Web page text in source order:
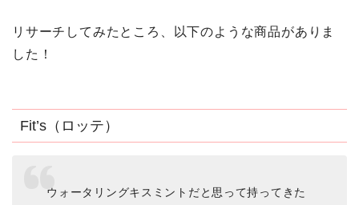
リサーチしてみたところ、以下のような商品がありま
した！
Fit’s（ロッテ）
ウォータリングキスミントだと思って持ってきた